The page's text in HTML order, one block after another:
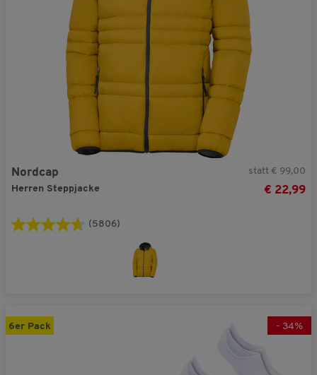
Nordcap
Herren Steppjacke
statt € 99,00
€ 22,99
(5806)
6er Pack - 34%